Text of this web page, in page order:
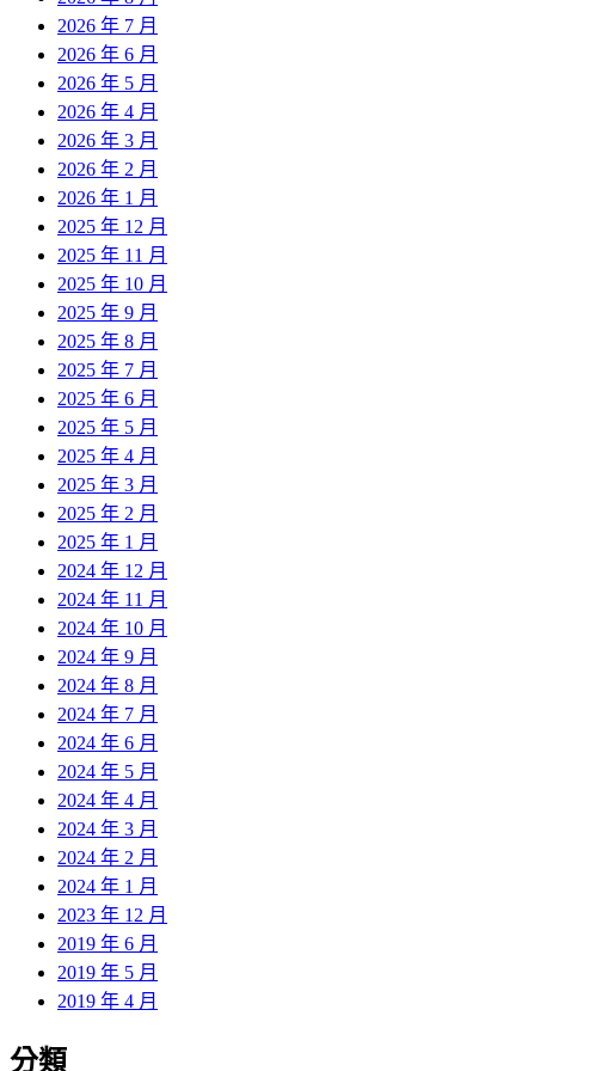
2026 年 7 月
2026 年 6 月
2026 年 5 月
2026 年 4 月
2026 年 3 月
2026 年 2 月
2026 年 1 月
2025 年 12 月
2025 年 11 月
2025 年 10 月
2025 年 9 月
2025 年 8 月
2025 年 7 月
2025 年 6 月
2025 年 5 月
2025 年 4 月
2025 年 3 月
2025 年 2 月
2025 年 1 月
2024 年 12 月
2024 年 11 月
2024 年 10 月
2024 年 9 月
2024 年 8 月
2024 年 7 月
2024 年 6 月
2024 年 5 月
2024 年 4 月
2024 年 3 月
2024 年 2 月
2024 年 1 月
2023 年 12 月
2019 年 6 月
2019 年 5 月
2019 年 4 月
分類